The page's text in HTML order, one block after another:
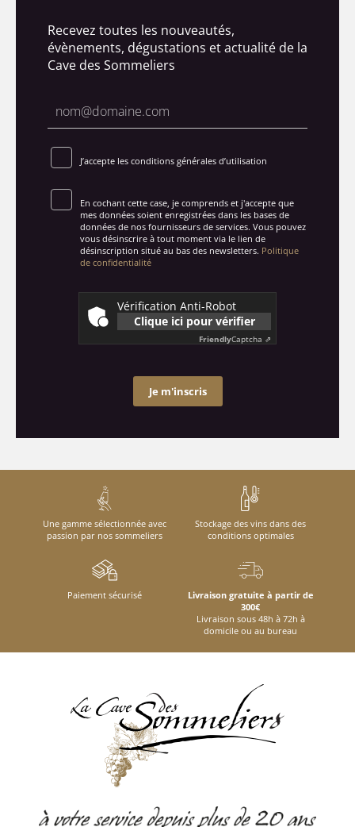
Recevez toutes les nouveautés,
évènements, dégustations et actualité de la
Cave des Sommeliers
J’accepte les conditions générales d’utilisation
En cochant cette case, je comprends et j'accepte que
mes données soient enregistrées dans les bases de
données de nos fournisseurs de services. Vous pouvez
vous désinscrire à tout moment via le lien de
désinscription situé au bas des newsletters. Politique
de confidentialité
Vérification Anti-Robot
Clique ici pour vérifier
FriendlyCaptcha ⇗
Je m'inscris
Une gamme sélectionnée avec
passion par nos sommeliers
Stockage des vins dans des
conditions optimales
Paiement sécurisé
Livraison gratuite à partir de
300€
Livraison sous 48h à 72h à
domicile ou au bureau